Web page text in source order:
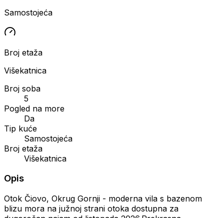
Samostojeća
Broj etaža
Višekatnica
Broj soba
5
Pogled na more
Da
Tip kuće
Samostojeća
Broj etaža
Višekatnica
Opis
Otok Čiovo, Okrug Gornji - moderna vila s bazenom
blizu mora na južnoj strani otoka dostupna za